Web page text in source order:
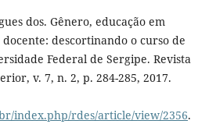
dos. Gênero, educação em
descortinando o curso de
Federal de Sergipe. Revista
v. 7, n. 2, p. 284-285, 2017.
index.php/rdes/article/view/2356.